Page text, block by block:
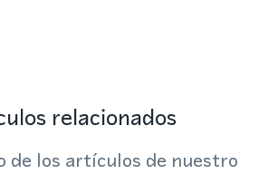
relacionados
de los artículos de nuestro